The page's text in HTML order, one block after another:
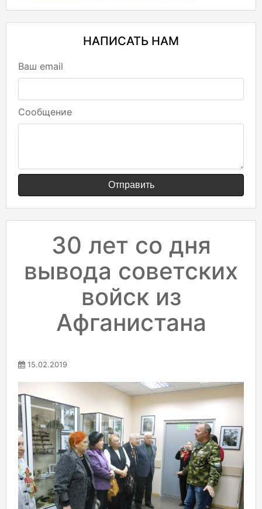
НАПИСАТЬ НАМ
Ваш email
Сообщение
Отправить
30 лет со дня
вывода советских
войск из
Афганистана
15.02.2019